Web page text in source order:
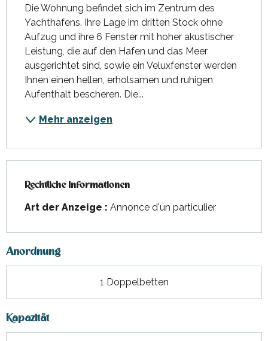
Die Wohnung befindet sich im Zentrum des
Yachthafens. Ihre Lage im dritten Stock ohne
Aufzug und ihre 6 Fenster mit hoher akustischer
Leistung, die auf den Hafen und das Meer
ausgerichtet sind, sowie ein Veluxfenster werden
Ihnen einen hellen, erholsamen und ruhigen
Aufenthalt bescheren. Die...
Mehr anzeigen
Rechtliche Informationen
Rechtliche Informationen
Art der Anzeige : Annonce d'un particulier
Anordnung
1 Doppelbetten
Kapazität